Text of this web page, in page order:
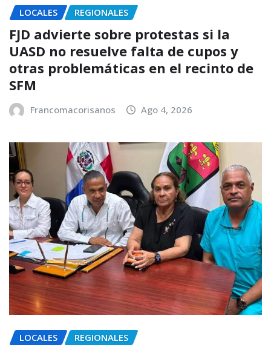
LOCALES REGIONALES
FJD advierte sobre protestas si la
UASD no resuelve falta de cupos y
otras problemáticas en el recinto de
SFM
Francomacorisanos Ago 4, 2026
LOCALES REGIONALES